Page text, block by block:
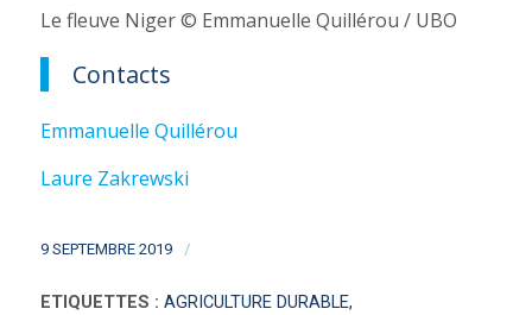
Le fleuve Niger © Emmanuelle Quillérou / UBO
Contacts
Emmanuelle Quillérou
Laure Zakrewski
9 SEPTEMBRE 2019 /
ETIQUETTES : AGRICULTURE DURABLE,